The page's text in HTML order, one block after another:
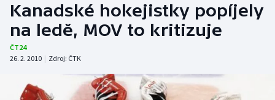
Hokej
Tenis
Kanadské hokejistky popíjely
na ledě, MOV to kritizuje
ČT24
26. 2. 2010 | Zdroj: ČTK